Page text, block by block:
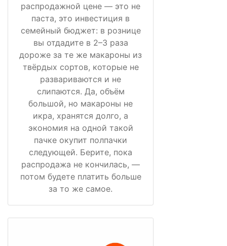
распродажной цене — это не
паста, это инвестиция в
семейный бюджет: в рознице
вы отдадите в 2–3 раза
дороже за те же макароны из
твёрдых сортов, которые не
развариваются и не
слипаются. Да, объём
большой, но макароны не
икра, хранятся долго, а
экономия на одной такой
пачке окупит полпачки
следующей. Берите, пока
распродажа не кончилась, —
потом будете платить больше
за то же самое.